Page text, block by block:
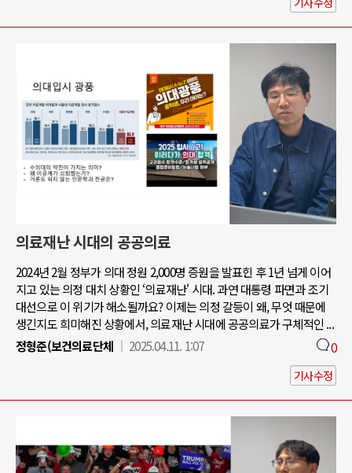
의료재난 시대의 공공의료
2024년 2월 정부가 의대 정원 2,000명 증원을 발표힌 후 1년 넘게 이어
지고 있는 의정 대치 상황인 ‘의료재난' 시대. 과연 대통령 파면과 조기
대선으로 이 위기가 해소될까요? 이제는 의정 갈등이 왜, 무엇 때문에
생긴지도 희미해진 상황에서, 의료재난 시대에 공공의료가 구체적인 ...
정형준(보건의료단체
2025.04.11. 1:07 0
기사수정